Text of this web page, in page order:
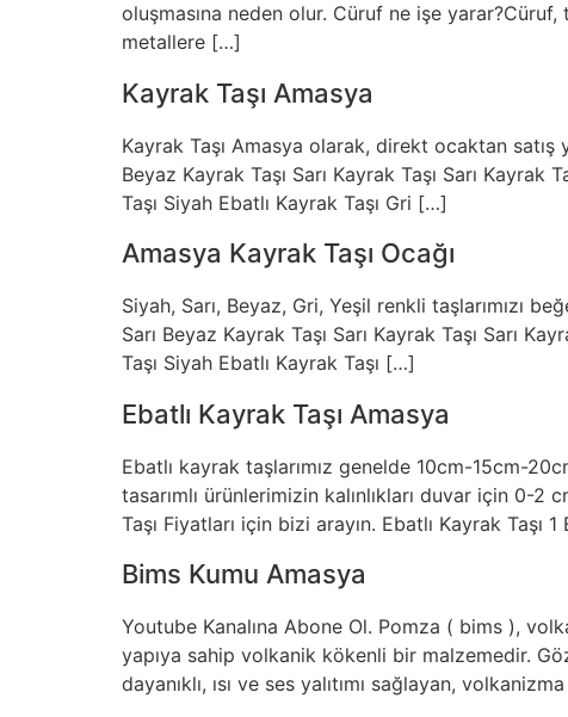
oluşmasına neden olur. Cüruf ne işe
metallere […]
Kayrak Taşı Amasya
Kayrak Taşı Amasya olarak, direkt ocaktan satış
Beyaz Kayrak Taşı Sarı Kayrak Taşı Sarı Kayrak
Taşı Siyah Ebatlı Kayrak Taşı Gri […]
Amasya Kayrak Taşı Ocağı
Siyah, Sarı, Beyaz, Gri, Yeşil renkli taşlarımızı
Sarı Beyaz Kayrak Taşı Sarı Kayrak Taşı Sarı
Taşı Siyah Ebatlı Kayrak Taşı […]
Ebatlı Kayrak Taşı Amasya
Ebatlı kayrak taşlarımız genelde 10cm-15cm-
tasarımlı ürünlerimizin kalınlıkları duvar için 0-
Taşı Fiyatları için bizi arayın. Ebatlı Kayrak Taşı
Bims Kumu Amasya
Youtube Kanalına Abone Ol. Pomza ( bims ),
yapıya sahip volkanik kökenli bir malzemedir.
dayanıklı, ısı ve ses yalıtımı sağlayan,